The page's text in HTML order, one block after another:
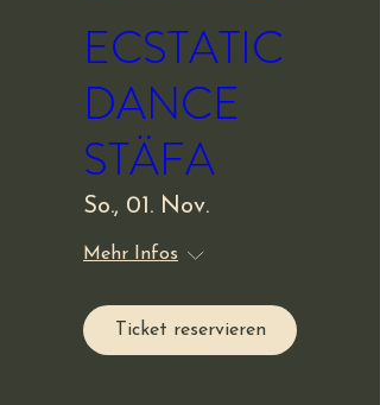
ECSTATIC
DANCE
STÄFA
So., 01. Nov.
Mehr Infos
Ticket reservieren